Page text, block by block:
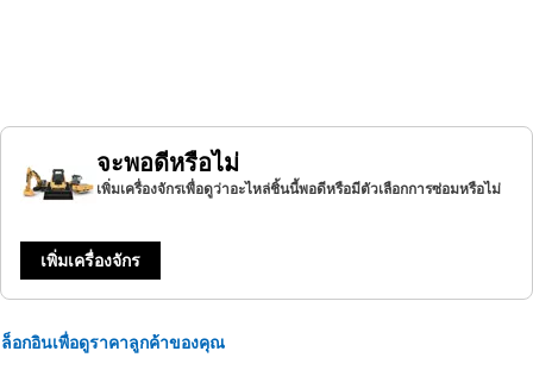
จะพอดีหรือไม่
เพิ่มเครื่องจักรเพื่อดูว่าอะไหล่ชิ้นนี้พอดีหรือมีตัวเลือกการซ่อมหรือไม่
เพิ่มเครื่องจักร
ล็อกอินเพื่อดูราคาลูกค้าของคุณ